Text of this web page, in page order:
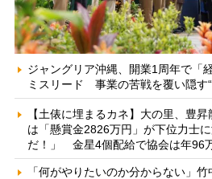
ジャングリア沖縄、開業1周年で「
ミスリード 事業の苦戦を覆い隠す
【土俵に埋まるカネ】大の里、豊
は「懸賞金2826万円」が下位力士
だ！」 金星4個配給で協会は年96
「何がやりたいのか分からない」